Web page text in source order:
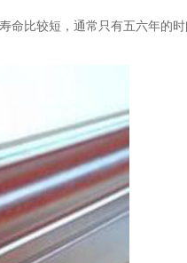
比较短，通常只有五六年的时